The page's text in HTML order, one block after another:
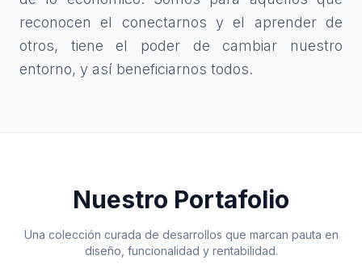
reconocen el conectarnos y el aprender de
otros, tiene el poder de cambiar nuestro
entorno, y así beneficiarnos todos.
Nuestro Portafolio
Una colección curada de desarrollos que marcan pauta en
diseño, funcionalidad y rentabilidad.